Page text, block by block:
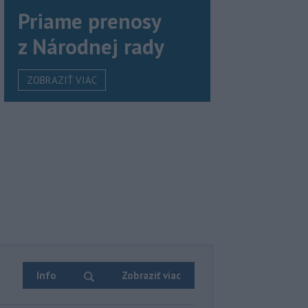
Priame prenosy
z Národnej rady
ZOBRAZIŤ VIAC
Info Zobraziť viac